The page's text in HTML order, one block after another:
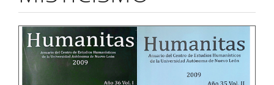
Barra
lateral
del